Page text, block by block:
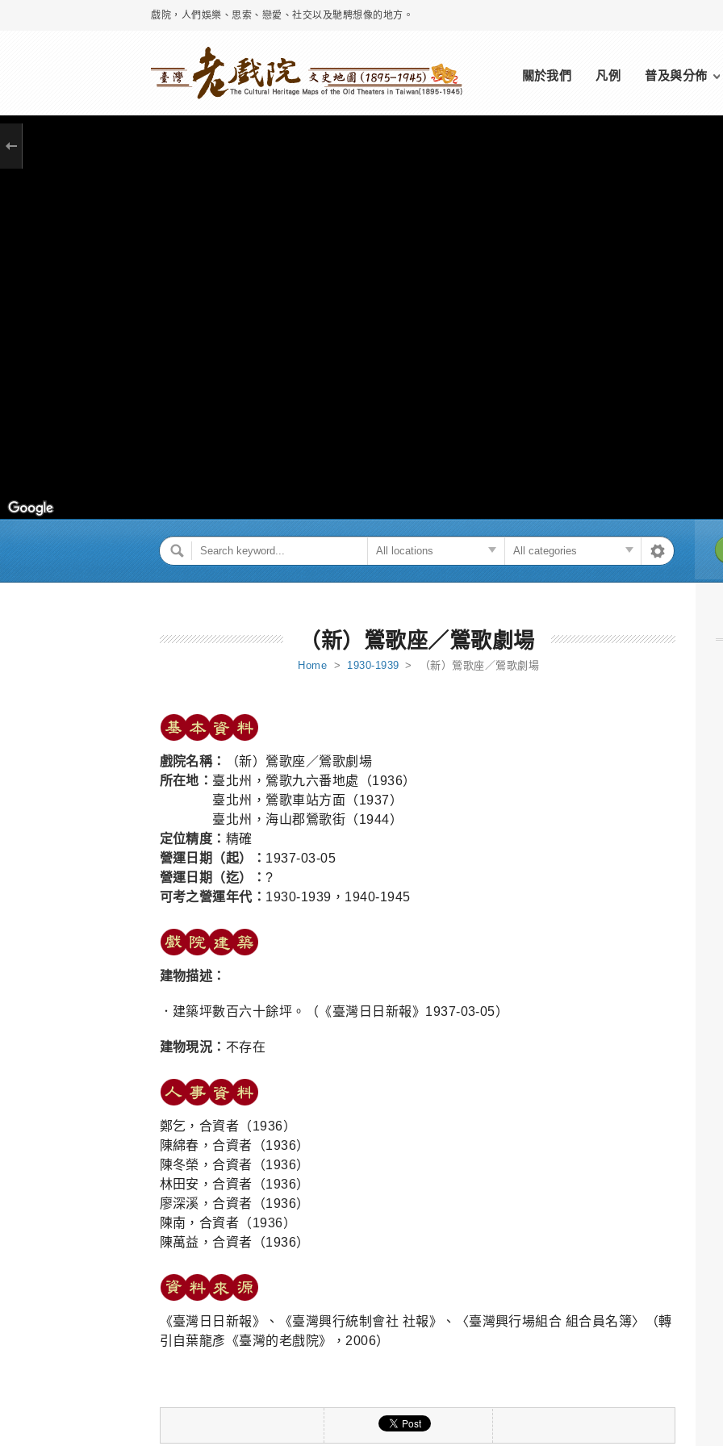
戲院，人們娛樂、思索、戀愛、社交以及馳騁想像的地方。
Main menu
關於我們 凡例 普及與分佈
（新）鶯歌座／鶯歌劇場
Home > 1930-1939 > （新）鶯歌座／鶯歌劇場
戲院名稱：
（新）鶯歌座／鶯歌劇場
所在地： 臺北州，鶯歌九六番地處（1936）
臺北州，鶯歌車站方面（1937）
臺北州，海山郡鶯歌街（1944）
定位精度： 精確
營運日期（起）： 1937-03-05
營運日期（迄）：?
可考之營運年代： 1930-1939，1940-1945
建物描述：
．建築坪數百六十餘坪。（《臺灣日日新報》1937-03-05）
建物現況： 不存在
鄭乞，合資者（1936）
陳綿春，合資者（1936）
陳冬榮，合資者（1936）
林田安，合資者（1936）
廖深溪，合資者（1936）
陳南，合資者（1936）
陳萬益，合資者（1936）
《臺灣日日新報》、《臺灣興行統制會社 社報》、〈臺灣興行場組合 組合員名簿〉（轉
引自葉龍彥《臺灣的老戲院》，2006）